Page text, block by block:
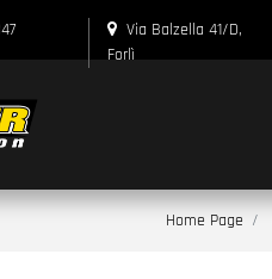
Via Balzella 41/D,
Forlì
Home Page